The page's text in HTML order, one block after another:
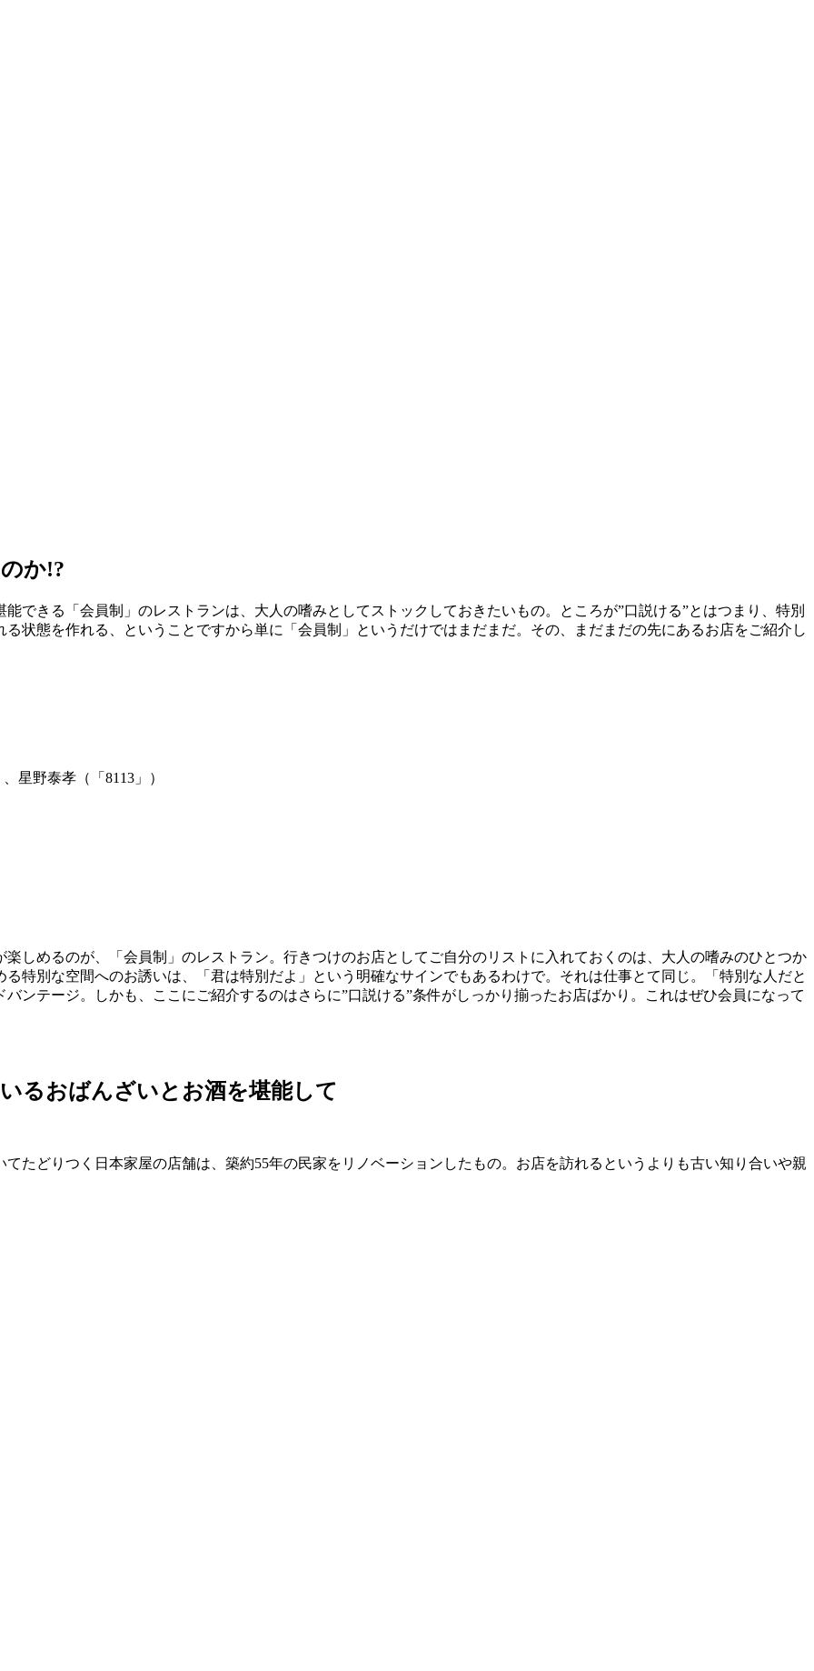
か!?
できる「会員制」のレストランは、大人の嗜みとしてストックしておきたいもの。ところが”口説ける”とはつまり、特別
状態を作れる、ということですから単に「会員制」というだけではまだまだ。その、まだまだの先にあるお店をご紹介し
星野泰孝（「8113」）
しめるのが、「会員制」のレストラン。行きつけのお店としてご自分のリストに入れておくのは、大人の嗜みのひとつか
特別な空間へのお誘いは、「君は特別だよ」という明確なサインでもあるわけで。それは仕事とて同じ。「特別な人だと
ンテージ。しかも、ここにご紹介するのはさらに”口説ける”条件がしっかり揃ったお店ばかり。これはぜひ会員になって
るおばんざいとお酒を堪能して
たどりつく日本家屋の店舗は、築約55年の民家をリノベーションしたもの。お店を訪れるというよりも古い知り合いや親